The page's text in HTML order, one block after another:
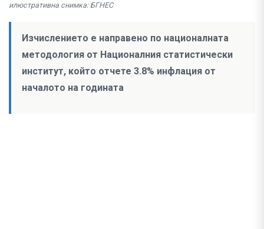
илюстративна снимка: БГНЕС
Изчислението е направено по националната
методология от Националния статистически
институт, който отчете 3.8% инфлация от
началото на годината